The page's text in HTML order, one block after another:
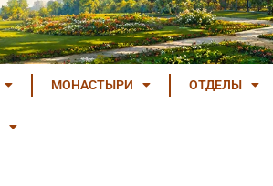
МОНАСТЫРИ ОТДЕЛЫ